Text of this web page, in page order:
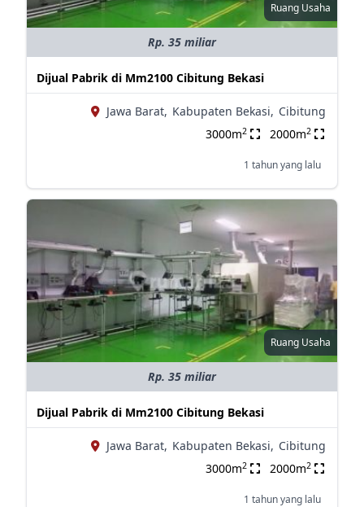
Ruang Usaha
Rp. 35 miliar
Dijual Pabrik di Mm2100 Cibitung Bekasi
Jawa Barat, Kabupaten Bekasi, Cibitung
3000m2 2000m2
1 tahun yang lalu
Ruang Usaha
Rp. 35 miliar
Dijual Pabrik di Mm2100 Cibitung Bekasi
Jawa Barat, Kabupaten Bekasi, Cibitung
3000m2 2000m2
1 tahun yang lalu